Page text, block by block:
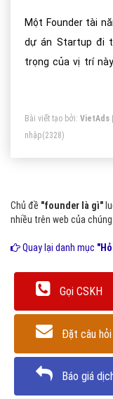
Một Founder tài
dự án Startup đi
trọng của vị trí
những điểm chung
do Founder. Vậy
Bài viết tạo bởi: VietAds
nhập(2328)
Chủ đề "founder là gì"
nhiều trên web của
Quay lại danh mục
Gọi CSKH
Đặt câu hỏi
Báo giá